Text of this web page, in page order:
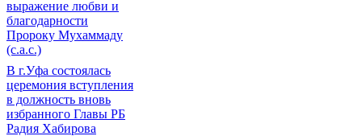
выражение любви и
благодарности
Пророку Мухаммаду
(с.а.с.)
В г.Уфа состоялась
церемония вступления
в должность вновь
избранного Главы РБ
Радия Хабирова